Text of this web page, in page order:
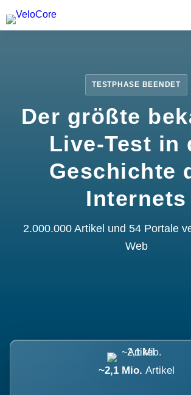
Partnerprogramm
TESTPHASE BEENDET
Der größte
Live-Test in
Geschichte
Internets
2.000.000 Artikel und 54 Portale
Web
~2,1 Mio. Artikel